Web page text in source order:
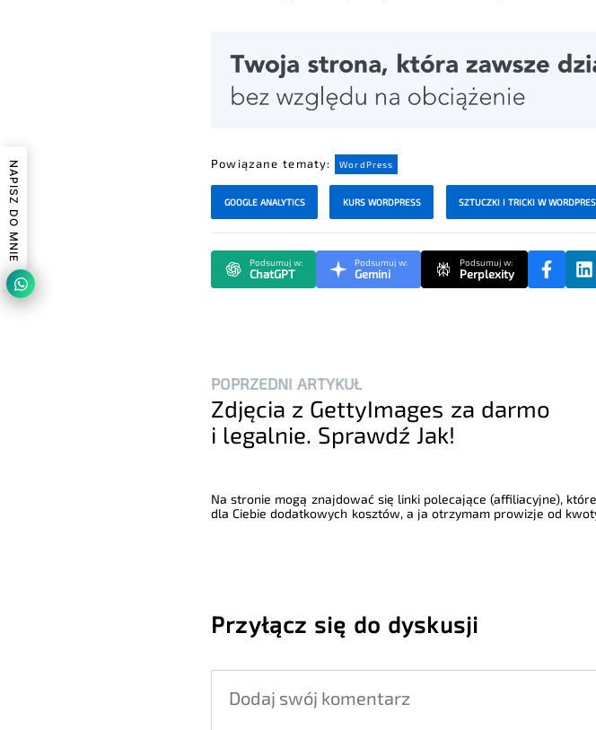
Powiązane tematy: WordPress
GOOGLE ANALYTICS KURS WORDPRESS SZTUCZKI I TRICKI W
Podsumuj w:
ChatGPT
Podsumuj w:
Gemini
Podsumuj w:
Perplexity
POPRZEDNI ARTYKUŁ
Zdjęcia z GettyImages za darmo
i legalnie. Sprawdź Jak!
Na stronie mogą znajdować się linki polecające (affiliacyjne),
dla Ciebie dodatkowych kosztów, a ja otrzymam prowizje od
Przyłącz się do dyskusji
NAPISZ DO MNIE